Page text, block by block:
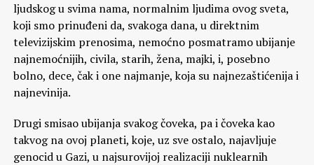
ljudskog u svima nama, normalnim ljudima ovog sveta,
koji smo prinuđeni da, svakoga dana, u direktnim
televizijskim prenosima, nemoćno posmatramo ubijanje
najnemoćnijih, civila, starih, žena, majki, i, posebno
bolno, dece, čak i one najmanje, koja su najnezaštićenija i
najnevinija.
Drugi smisao ubijanja svakog čoveka, pa i čoveka kao
takvog na ovoj planeti, koje, uz sve ostalo, najavljuje
genocid u Gazi, u najsurovijoj realizaciji nuklearnih